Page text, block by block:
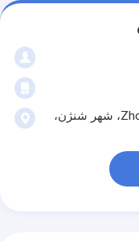
طبقه 5، ساختمان 2، منطقه صنعتی Zhonglu، شهر شنژن،